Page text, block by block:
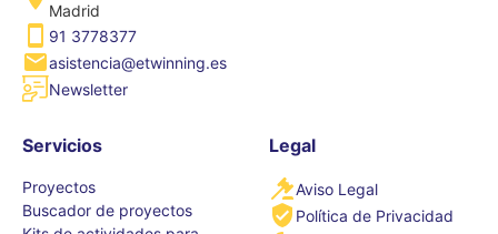
Madrid
91 3778377
asistencia@etwinning.es
Newsletter
Servicios
Proyectos
Buscador de proyectos
Legal
Aviso Legal
Política de Privacidad